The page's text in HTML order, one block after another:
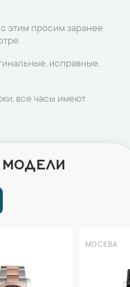
этим просим заранее
исправные,
все часы имеют
МОСКВА